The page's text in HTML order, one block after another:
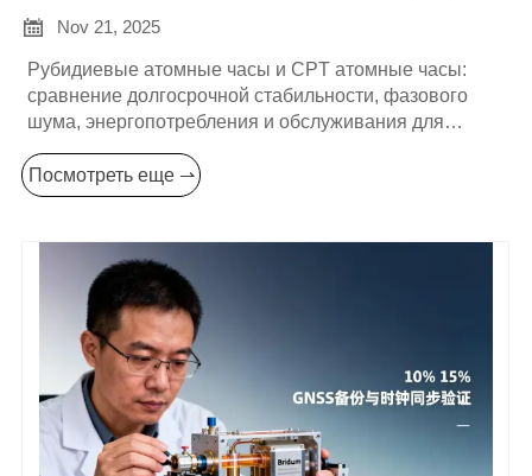
телекоммуникаций?
 Nov 21, 2025
Рубидиевые атомные часы и CPT атомные часы:
сравнение долгосрочной стабильности, фазового
шума, энергопотребления и обслуживания для
SPACEON и практические рекомендации, чтобы
выбрать правильный источник синхронизации —
Посмотреть еще ⇀